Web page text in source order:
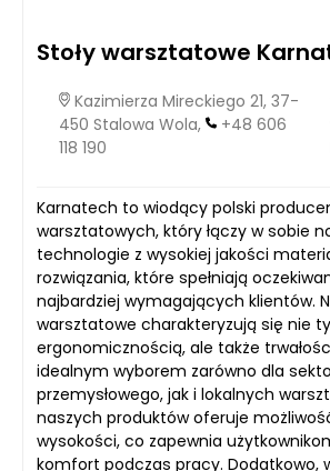
Stoły warsztatowe
Kazimierza Mireckiego 21, 37-
450 Stalowa Wola,
+48 606
118 190
Karnatech to wiodący polski
warsztatowych, który łączy w sobie
technologie z wysokiej jakości
rozwiązania, które spełniają
najbardziej wymagających klientów.
warsztatowe charakteryzują się nie
ergonomicznością, ale także
idealnym wyborem zarówno dla
przemysłowego, jak i lokalnych
naszych produktów oferuje
wysokości, co zapewnia
komfort podczas pracy. Dodatkowo,